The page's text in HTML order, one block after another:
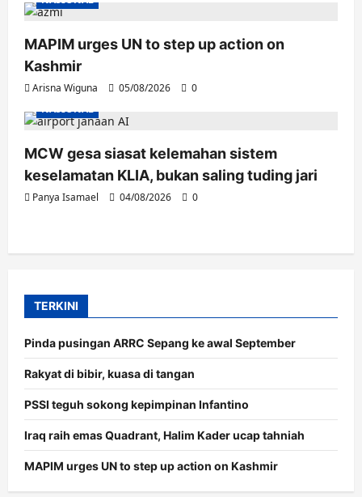
MAPIM urges UN to step up action on
Kashmir
Arisna Wiguna 05/08/2026
0
NASIONAL
MCW gesa siasat kelemahan sistem
keselamatan KLIA, bukan saling tuding jari
Panya Isamael 04/08/2026 0
TERKINI
Pinda pusingan ARRC Sepang ke awal September
Rakyat di bibir, kuasa di tangan
PSSI teguh sokong kepimpinan Infantino
Iraq raih emas Quadrant, Halim Kader ucap tahniah
MAPIM urges UN to step up action on Kashmir